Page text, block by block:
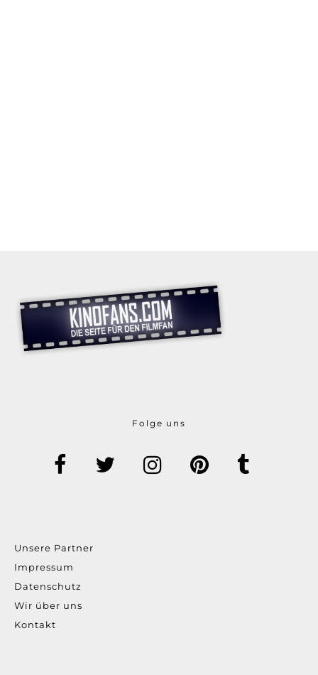
Folge uns
Unsere Partner
Impressum
Datenschutz
Wir über uns
Kontakt